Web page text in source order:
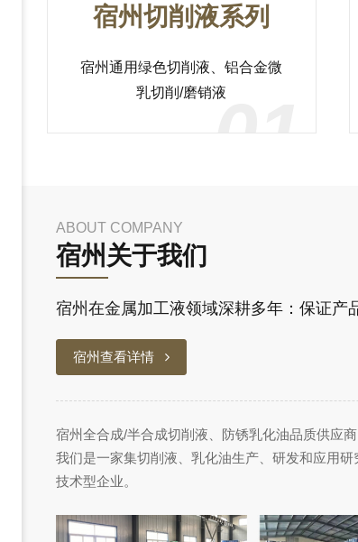
宿州切削液系列
宿州通用绿色切削液、铝合金微
乳切削/磨销液
ABOUT COMPANY
宿州关于我们
宿州在金属加工液领域深耕多年：保证产
宿州查看详情
宿州全合成/半合成切削液、防锈乳化油品质供应商
我们是一家集切削液、乳化油生产、研发和应用研
技术型企业。